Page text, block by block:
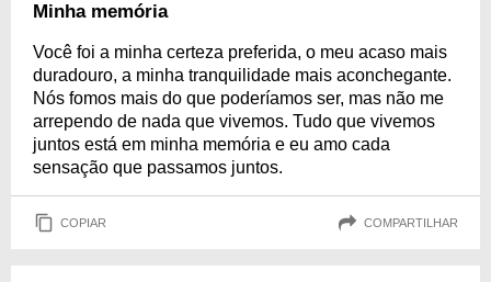
Minha memória
Você foi a minha certeza preferida, o meu acaso mais
duradouro, a minha tranquilidade mais aconchegante.
Nós fomos mais do que poderíamos ser, mas não me
arrependo de nada que vivemos. Tudo que vivemos
juntos está em minha memória e eu amo cada
sensação que passamos juntos.
COPIAR COMPARTILHAR